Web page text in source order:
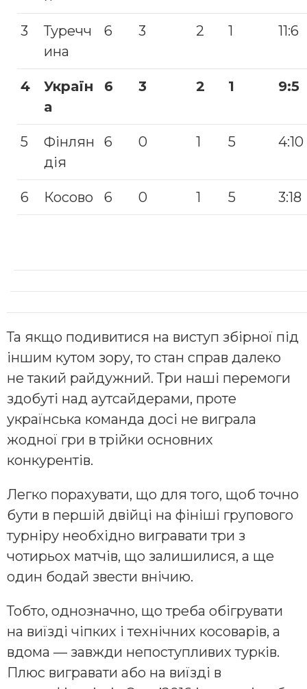
3
Туречч
ина
6 3 2 1 11:6
4
Україн
а
6 3 2 1 9:5
5
Фінлян
дія
6 0 1 5 4:10
6 Косово 6 0 1 5 3:18
Та якщо подивитися на виступ збірної під
іншим кутом зору, то стан справ далеко
не такий райдужний. Три наші перемоги
здобуті над аутсайдерами, проте
українська команда досі не виграла
жодної гри в трійки основних
конкурентів.
Легко порахувати, що для того, щоб точно
бути в першій двійці на фініші групового
турніру необхідно вигравати три з
чотирьох матчів, що залишилися, а ще
один бодай звести внічию.
Тобто, однозначно, що треба обігрувати
на виїзді чіпких і технічних косоварів, а
вдома — завжди непоступливих турків.
Плюс вигравати або на виїзді в